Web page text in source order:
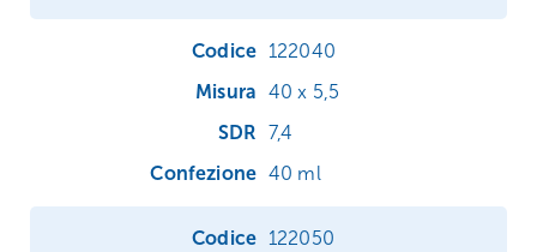
122040
40 x 5,5
7,4
40 ml
122050